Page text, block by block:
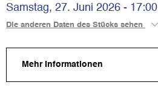
Samstag, 27. Juni 2026 - 17:00
Die anderen Daten des Stücks sehen
Mehr Informationen